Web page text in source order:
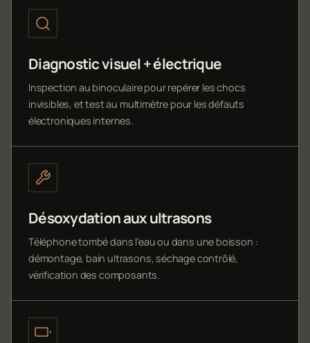
Diagnostic visuel + électrique
Inspection au binoculaire pour repérer les chocs
invisibles, et test au multimètre pour les défauts
électroniques internes.
Désoxydation aux ultrasons
Téléphone tombé dans l'eau ou dans une boisson :
démontage, bain ultrasons, séchage contrôlé,
vérification des composants.